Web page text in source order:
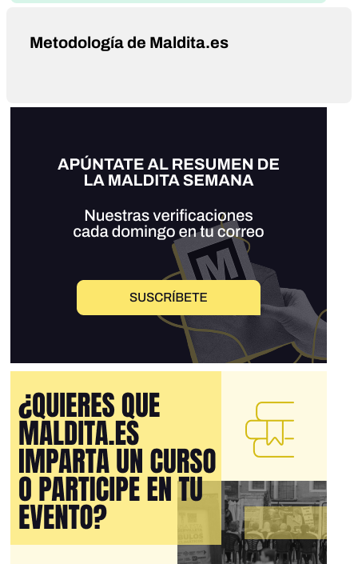
Metodología de Maldita.es